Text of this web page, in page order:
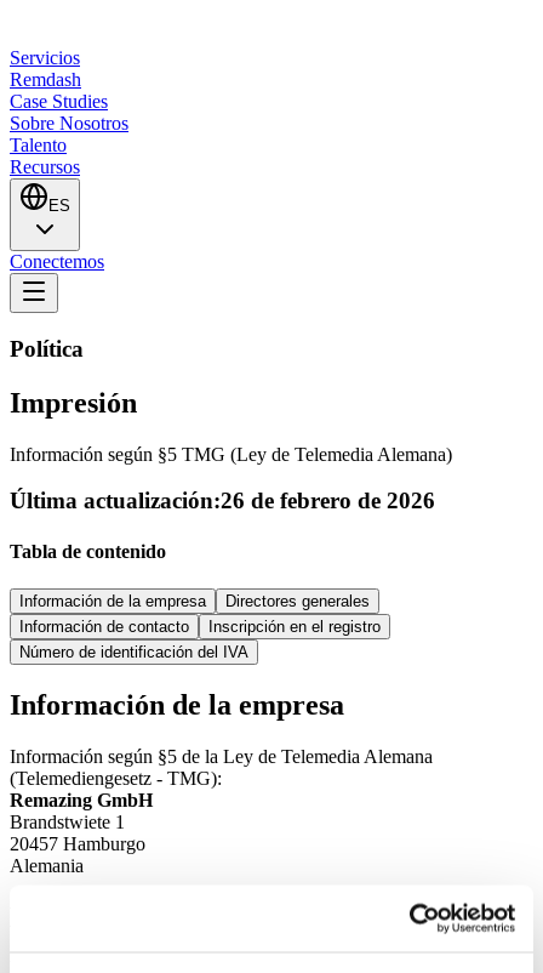
Servicios
Remdash
Case Studies
Sobre Nosotros
Talento
Recursos
ES
Conectemos
Política
Impresión
Información según §5 TMG (Ley de Telemedia Alemana)
Última actualización:26 de febrero de 2026
Tabla de contenido
Información de la empresa
Directores generales
Información de contacto
Inscripción en el registro
Número de identificación del IVA
Información de la empresa
Información según §5 de la Ley de Telemedia Alemana
(Telemediengesetz - TMG):
Remazing GmbH
Brandstwiete 1
20457 Hamburgo
Alemania